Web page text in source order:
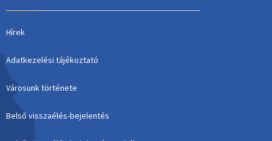
Hírek
Adatkezelési tájékoztató
Városunk története
Belső visszaélés-bejelentés